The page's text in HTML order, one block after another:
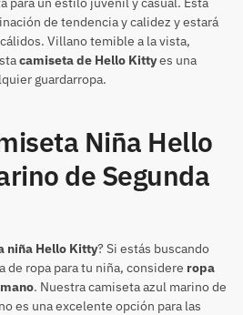
de tendencia y calidez y estará
Villano temible a la vista,
camiseta de Hello Kittyes una
guardarropa.
Niña Hello
de Segunda
niña Hello Kitty? Si estás buscando
de ropa para tu niña, considere ropa
. Nuestra camiseta azul marino de
es una excelente opción para las